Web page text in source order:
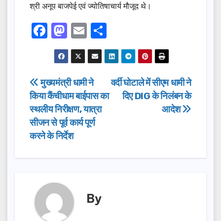
श्री अनूप बाजपेई एवं ज्योतिषाचार्य मौजूद थे।
F
a
c
e
b
o
o
k
M
a
st
o
d
o
n
E
m
ail
h
ar
e
Post
navigation
वर्दी घोटाले में सीएम धामी ने
दिए DIG के निलंबन के
आदेश
मुख्यमंत्री धामी ने
किया कैंचीधाम बाईपास का
स्थलीय निरीक्षण, यात्रा
सीजन से पूर्व कार्य पूर्ण
करने के निर्देश
By